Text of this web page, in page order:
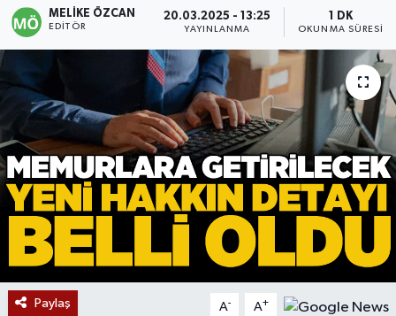
MELIKE ÖZCAN
EDITÖR
20.03.2025 - 13:25
YAYINLANMA
1 DK
OKUNMA SÜRESI
Paylaş A- A+
Devrek
Bolu
ÇEVRE
BİLİM VE TEKNOLOJİ
DUNYA
Düzce
Eğitim